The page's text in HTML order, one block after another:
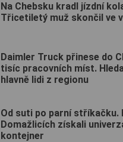
Na Chebsku kradl jízdní
Třicetiletý muž skončil ve
Daimler Truck přinese do
tisíc pracovních míst.
hlavně lidi z regionu
Od suti po parní stříkačku.
Domažlicích získali
kontejner